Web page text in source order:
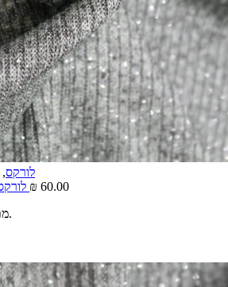
לורקס,
₪ 60.00
מתיחה לשני הכיוונים.